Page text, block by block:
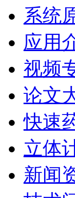
系统
应用
视频
论文
快速
立体
新闻